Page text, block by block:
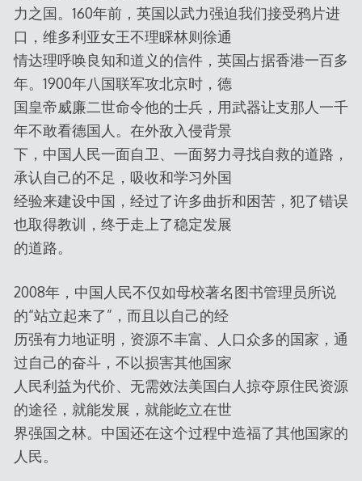
力之国。160年前，英国以武力强迫我们接受鸦片进
口，维多利亚女王不理睬林则徐通
情达理呼唤良知和道义的信件，英国占据香港一百多
年。1900年八国联军攻北京时，德
国皇帝威廉二世命令他的士兵，用武器让支那人一千
年不敢看德国人。在外敌入侵背景
下，中国人民一面自卫、一面努力寻找自救的道路，
承认自己的不足，吸收和学习外国
经验来建设中国，经过了许多曲折和困苦，犯了错误
也取得教训，终于走上了稳定发展
的道路。
2008年，中国人民不仅如母校著名图书管理员所说
的“站立起来了”，而且以自己的经
历强有力地证明，资源不丰富、人口众多的国家，通
过自己的奋斗，不以损害其他国家
人民利益为代价、无需效法美国白人掠夺原住民资源
的途径，就能发展，就能屹立在世
界强国之林。中国还在这个过程中造福了其他国家的
人民。